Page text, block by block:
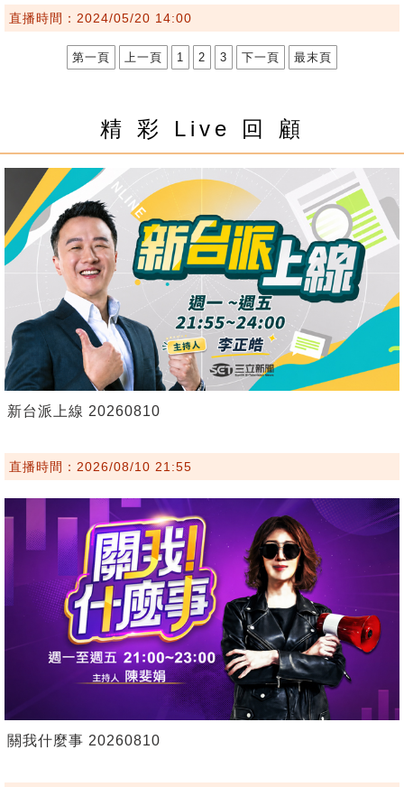
直播時間：2024/05/20 14:00
第一頁 上一頁 1 2 3 下一頁 最末頁
精 彩 Live 回 顧
新台派上線 20260810
直播時間：2026/08/10 21:55
關我什麼事 20260810